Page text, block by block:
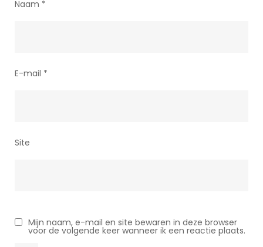
Naam *
E-mail *
Site
Mijn naam, e-mail en site bewaren in deze browser
voor de volgende keer wanneer ik een reactie plaats.